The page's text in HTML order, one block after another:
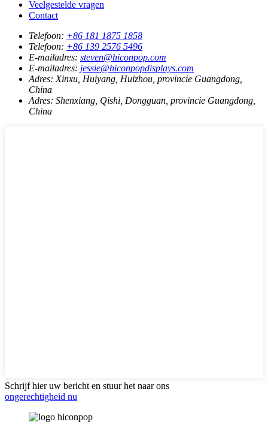
Veelgestelde vragen
Contact
Telefoon: +86 181 1875 1858
Telefoon: +86 139 2576 5496
E-mailadres: steven@hiconpop.com
E-mailadres: jessie@hiconpopdisplays.com
Adres: Xinxu, Huiyang, Huizhou, provincie Guangdong,
China
Adres: Shenxiang, Qishi, Dongguan, provincie Guangdong,
China
Schrijf hier uw bericht en stuur het naar ons
ongerechtigheid nu